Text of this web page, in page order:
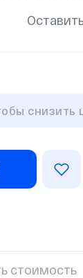
снизить
стоимость